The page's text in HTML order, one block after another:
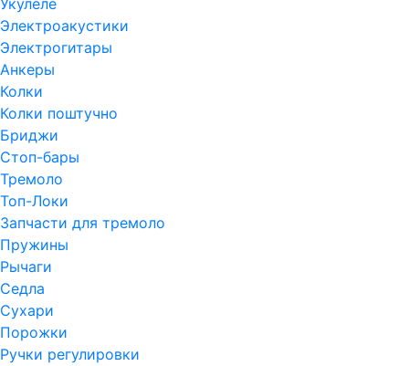
Укулеле
Электроакустики
Электрогитары
Анкеры
Колки
Колки поштучно
Бриджи
Стоп-бары
Тремоло
Топ-Локи
Запчасти для тремоло
Пружины
Рычаги
Седла
Сухари
Порожки
Ручки регулировки